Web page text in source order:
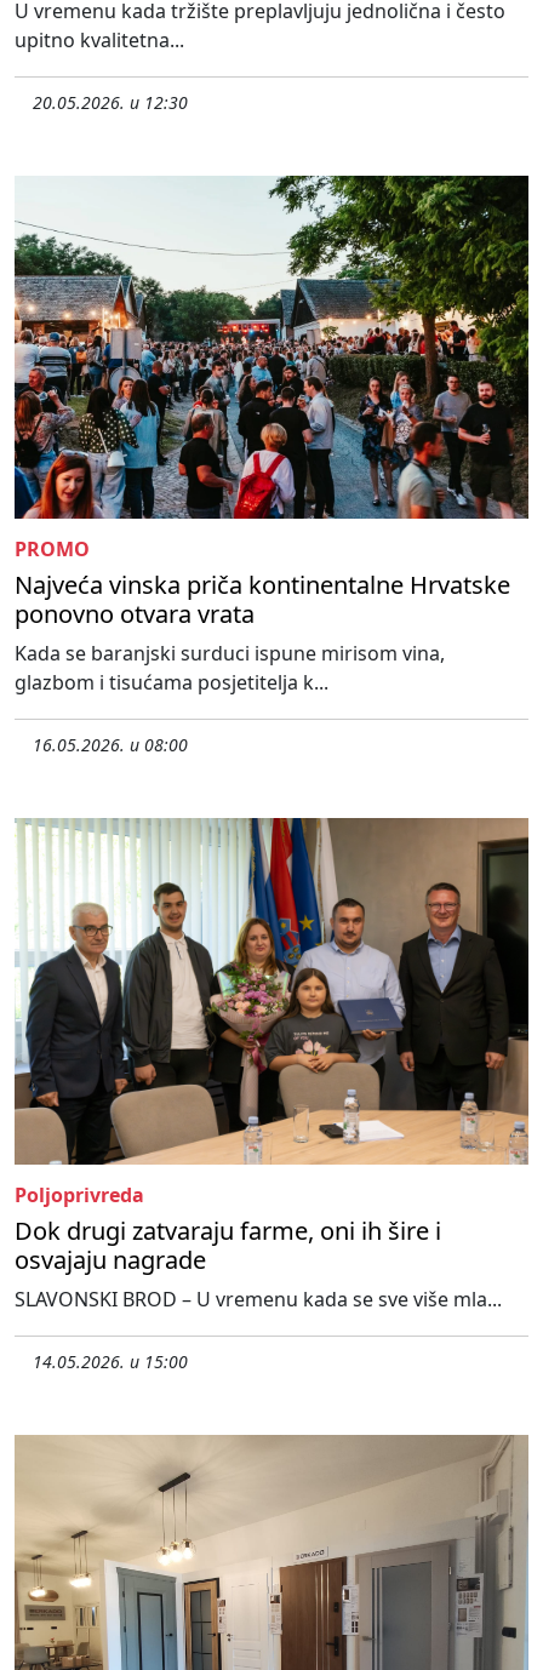
U vremenu kada tržište preplavljuju jednolična i često
upitno kvalitetna...
20.05.2026. u 12:30
PROMO
Najveća vinska priča kontinentalne Hrvatske
ponovno otvara vrata
Kada se baranjski surduci ispune mirisom vina,
glazbom i tisućama posjetitelja k...
16.05.2026. u 08:00
Poljoprivreda
Dok drugi zatvaraju farme, oni ih šire i
osvajaju nagrade
SLAVONSKI BROD – U vremenu kada se sve više mla...
14.05.2026. u 15:00